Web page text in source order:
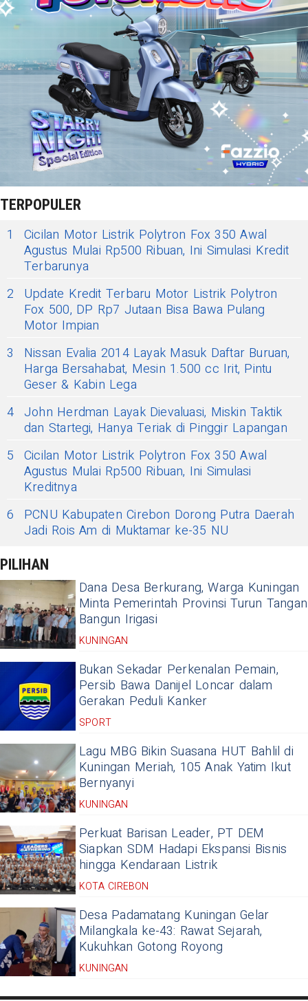
TERPOPULER
1
Cicilan Motor Listrik Polytron Fox 350 Awal
Agustus Mulai Rp500 Ribuan, Ini Simulasi Kredit
Terbarunya
2
Update Kredit Terbaru Motor Listrik Polytron
Fox 500, DP Rp7 Jutaan Bisa Bawa Pulang
Motor Impian
3
Nissan Evalia 2014 Layak Masuk Daftar Buruan,
Harga Bersahabat, Mesin 1.500 cc Irit, Pintu
Geser & Kabin Lega
4 John Herdman Layak Dievaluasi, Miskin Taktik
dan Startegi, Hanya Teriak di Pinggir Lapangan
5 Cicilan Motor Listrik Polytron Fox 350 Awal
Agustus Mulai Rp500 Ribuan, Ini Simulasi
Kreditnya
6
PCNU Kabupaten Cirebon Dorong Putra Daerah
Jadi Rois Am di Muktamar ke-35 NU
PILIHAN
Dana Desa Berkurang, Warga Kuningan
Minta Pemerintah Provinsi Turun Tangan
Bangun Irigasi
KUNINGAN
Bukan Sekadar Perkenalan Pemain,
Persib Bawa Danijel Loncar dalam
Gerakan Peduli Kanker
SPORT
Lagu MBG Bikin Suasana HUT Bahlil di
Kuningan Meriah, 105 Anak Yatim Ikut
Bernyanyi
KUNINGAN
Perkuat Barisan Leader, PT DEM
Siapkan SDM Hadapi Ekspansi Bisnis
hingga Kendaraan Listrik
KOTA CIREBON
Desa Padamatang Kuningan Gelar
Milangkala ke-43: Rawat Sejarah,
Kukuhkan Gotong Royong
KUNINGAN